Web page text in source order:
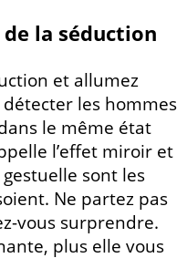
la séduction
et allumez
les hommes
le même état
l’effet miroir et
sont les
Ne partez pas
vous surprendre.
plus elle vous